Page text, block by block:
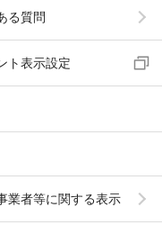
る質問
ト表示設定
業者等に関する表示